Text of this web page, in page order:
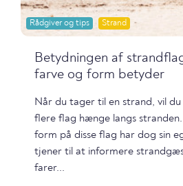
Rådgiver og tips Strand
Betydningen af
farve og form betyder
Når du tager til en strand, vil du
flere flag hænge langs
form på disse flag har dog sin
tjener til at informere
farer...